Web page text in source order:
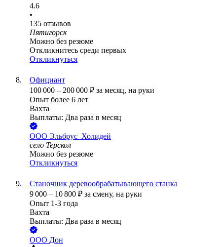
4.6
•
135 отзывов
Пятигорск
Можно без резюме
Откликнитесь среди первых
Откликнуться
Официант
100 000 – 200 000 ₽ за месяц, на руки
Опыт более 6 лет
Вахта
Выплаты: Два раза в месяц
ООО Эльбрус_Холидей
село Терскол
Можно без резюме
Откликнуться
Станочник деревообрабатывающего станка
9 000 – 10 800 ₽ за смену, на руки
Опыт 1-3 года
Вахта
Выплаты: Два раза в месяц
ООО Дон